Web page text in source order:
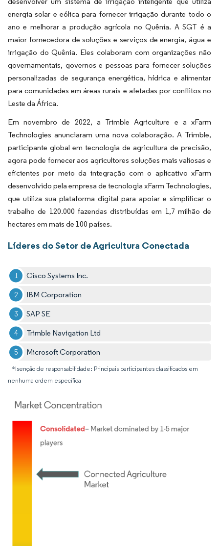
energia solar e eólica para fornecer irrigação durante todo o
ano e melhorar a produção agrícola no Quênia. A SGT é a
maior fornecedora de soluções e serviços de energia, água e
irrigação do Quênia. Eles colaboram com organizações não
governamentais, governos e pessoas para fornecer soluções
personalizadas de segurança energética, hídrica e alimentar
para comunidades em áreas rurais e afetadas por conflitos no
Leste da África.
Em novembro de 2022, a Trimble Agriculture e a xFarm
Technologies anunciaram uma nova colaboração. A Trimble,
participante global em tecnologia de agricultura de precisão,
agora pode fornecer aos agricultores soluções mais valiosas e
eficientes por meio da integração com o aplicativo xFarm
desenvolvido pela empresa de tecnologia xFarm Technologies,
que utiliza sua plataforma digital para apoiar e simplificar o
trabalho de 120.000 fazendas distribuídas em 1,7 milhão de
hectares em mais de 100 países.
Líderes do Setor de Agricultura Conectada
Cisco Systems Inc.
IBM Corporation
SAP SE
Trimble Navigation Ltd
Microsoft Corporation
*Isenção de responsabilidade: Principais participantes classificados em
nenhuma ordem específica